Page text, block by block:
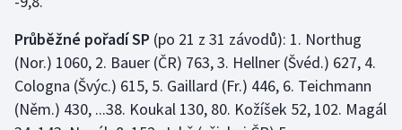
Olympijské hry
Parasport
Plavání
Průběžné pořadí SP (po 21 z 31 závodů): 1. Northug
(Nor.) 1060, 2. Bauer (ČR) 763, 3. Hellner (Švéd.) 627, 4.
Cologna (Švýc.) 615, 5. Gaillard (Fr.) 446, 6. Teichmann
(Něm.) 430, ...38. Koukal 130, 80. Kožíšek 52, 102. Magál